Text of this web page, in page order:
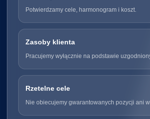
Potwierdzamy cele, harmonogram i koszt.
Zasoby klienta
Pracujemy wyłącznie na podstawie
Rzetelne cele
Nie obiecujemy gwarantowanych pozycji ani